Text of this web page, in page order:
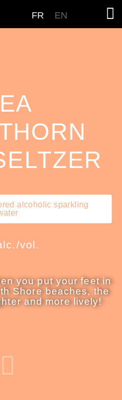
FR EN
alcoholic sparkling
vol.
you put your feet in
Shore beaches, the
and more lively!